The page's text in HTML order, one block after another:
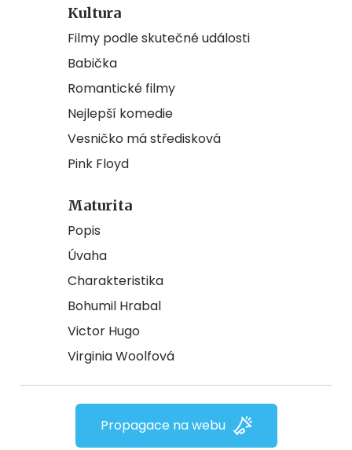
Kultura
Filmy podle skutečné události
Babička
Romantické filmy
Nejlepší komedie
Vesničko má středisková
Pink Floyd
Maturita
Popis
Úvaha
Charakteristika
Bohumil Hrabal
Victor Hugo
Virginia Woolfová
Propagace na webu